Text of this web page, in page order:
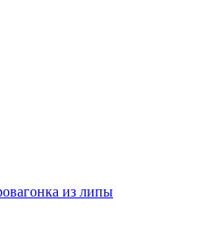
из липы